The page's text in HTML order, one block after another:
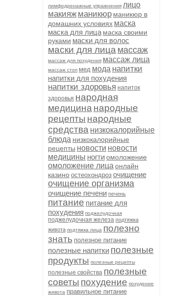
лимфодренажные упражнения лицо
макияж маникюр маникюр в
домашних условиях маска
маска для лица маска своими
руками маски для волос
маски для лица массаж
массаж для похудения массаж лица
массаж стоп мед мода напитки
напитки для похудения
напитки здоровья напиток
здоровья народная
медицина народные
рецепты народные
средства низкокалорийные
блюда низкокалорийные
рецепты новости новости
медицины ногтиомоложение
омоложение лица онлайн
казино остеохондроз очищение
очищение организма
очищение печени печень
питание питание для
похудения поджелудочная
поджелудочная железа подтяжка
живота подтяжка лица полезно
знать полезное питание
полезные напитки полезные
продукты полезные рецепты
полезные свойства полезные
советы похудение похудение
живота правильное питание